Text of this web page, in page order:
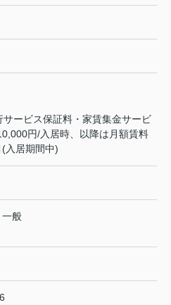
サービス保証料・家賃集金サービ
円/入居時、以降は月額賃料
入居期間中)
一般